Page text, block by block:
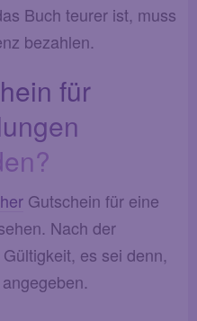
Buch teurer ist, muss
bezahlen.
für
Gutschein für eine
Nach der
es sei denn,